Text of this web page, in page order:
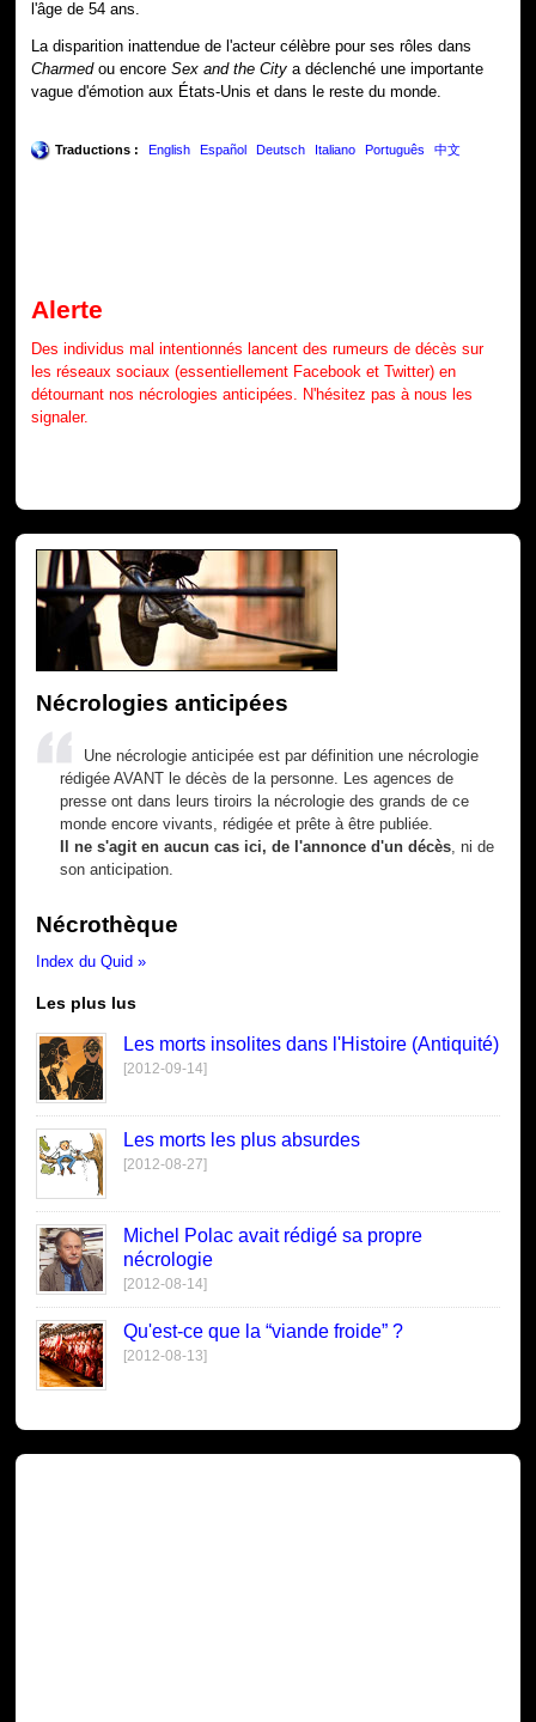
l'âge de 54 ans.
La disparition inattendue de l'acteur célèbre pour ses rôles dans
Charmedou encoreSex and the City a déclenché une importante
vague d'émotion aux États-Unis et dans le reste du monde.
Traductions : English Español Deutsch Italiano Português 中文
Alerte
Des individus mal intentionnés lancent des rumeurs de décès sur
les réseaux sociaux (essentiellement Facebook et Twitter) en
détournant nos nécrologies anticipées. N'hésitez pas à nous les
signaler.
Nécrologies anticipées
Une nécrologie anticipée est par définition une nécrologie
rédigée AVANT le décès de la personne. Les agences de
presse ont dans leurs tiroirs la nécrologie des grands de ce
monde encore vivants, rédigée et prête à être publiée.
Il ne s'agit en aucun cas ici, de l'annonce d'un décès , ni de
son anticipation.
Nécrothèque
Index du Quid »
Les plus lus
Les morts insolites dans l'Histoire (Antiquité)
[2012-09-14]
Les morts les plus absurdes
[2012-08-27]
Michel Polac avait rédigé sa propre
nécrologie
[2012-08-14]
Qu'est-ce que la “viande froide” ?
[2012-08-13]